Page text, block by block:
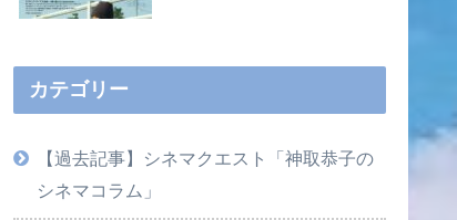
カテゴリー
【過去記事】シネマクエスト「神取恭子の
シネマコラム」